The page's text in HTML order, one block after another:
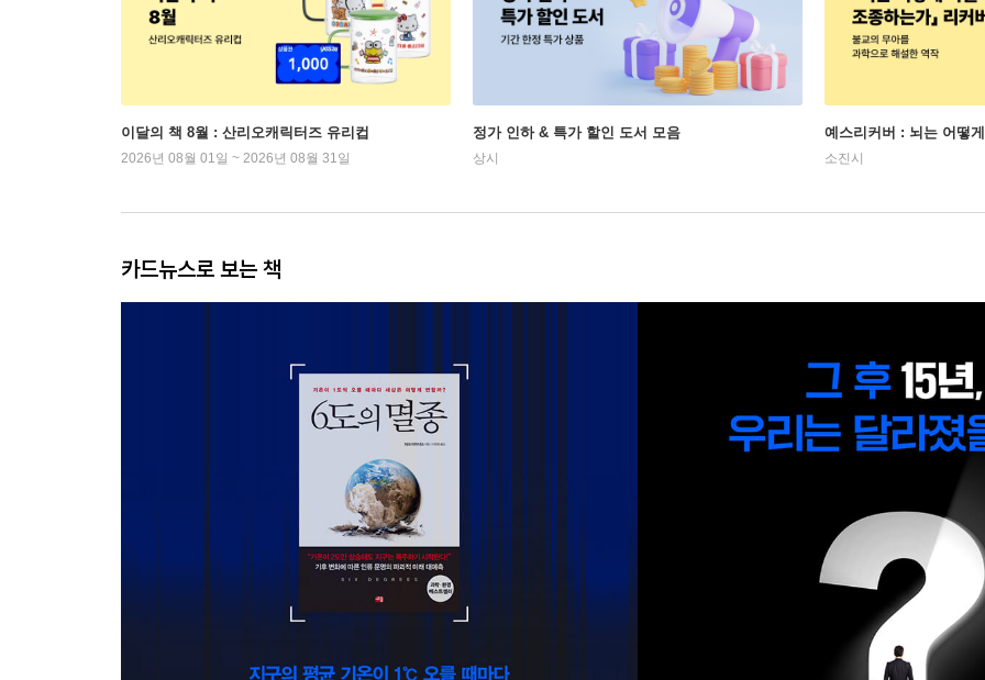
이달의 책 8월 : 산리오캐릭터즈 유리컵
2026년 08월 01일 ~ 2026년 08월 31일
정가 인하 & 특가 할인 도서 모음
상시
예스리커버 : 뇌는 어떻
소진시
카드뉴스로 보는 책